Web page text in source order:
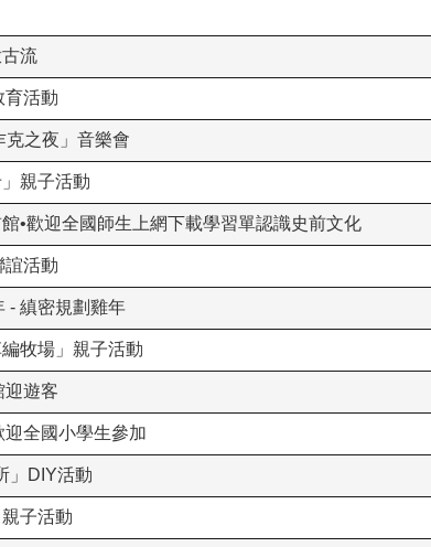
流
育活動
克之夜」音樂會
親子活動
•歡迎全國師生上網下載學習單認識史前文化
誼活動
- 縝密規劃雞年
牧場」親子活動
迎遊客
迎全國小學生參加
」DIY活動
子活動